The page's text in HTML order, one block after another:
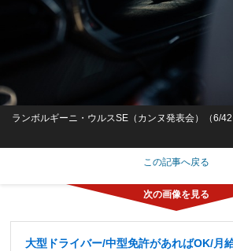
ランボルギーニ・ウルスSE（カンヌ発表会）（6/42
この記事へ戻る
大型ドライバー/中型免許があればOK/月